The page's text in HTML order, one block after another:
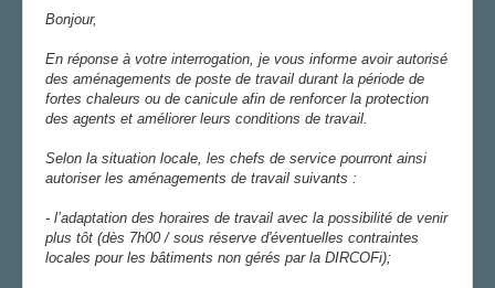
ADHÉRER
Bonjour,
En réponse à votre interrogation, je vous informe avoir autorisé
des aménagements de poste de travail durant la période de
fortes chaleurs ou de canicule afin de renforcer la protection
des agents et améliorer leurs conditions de travail.
Selon la situation locale, les chefs de service pourront ainsi
autoriser les aménagements de travail suivants :
- l’adaptation des horaires de travail avec la possibilité de venir
plus tôt (dès 7h00 / sous réserve d'éventuelles contraintes
locales pour les bâtiments non gérés par la DIRCOFi);